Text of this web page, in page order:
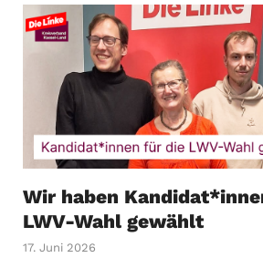
Wir haben
LWV-Wahl gewählt
17. Juni 2026